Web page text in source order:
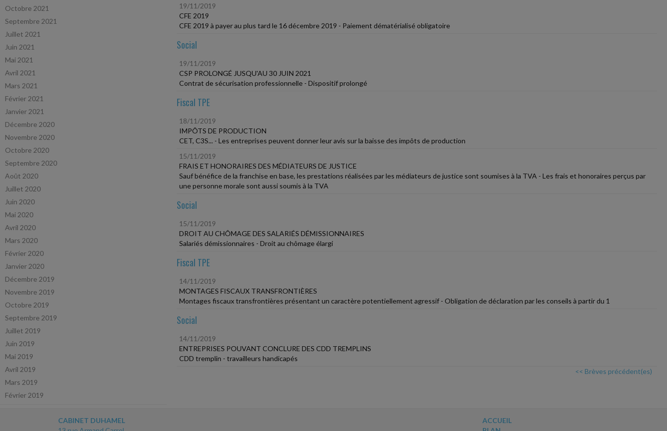
Octobre 2021
Septembre 2021
Juillet 2021
Juin 2021
Mai 2021
Avril 2021
Mars 2021
Février 2021
Janvier 2021
Décembre 2020
Novembre 2020
Octobre 2020
Septembre 2020
Août 2020
Juillet 2020
Juin 2020
Mai 2020
Avril 2020
Mars 2020
Février 2020
Janvier 2020
Décembre 2019
Novembre 2019
Octobre 2019
Septembre 2019
Juillet 2019
Juin 2019
Mai 2019
Avril 2019
Mars 2019
Février 2019
19/11/2019
CFE 2019
CFE 2019 à payer au plus tard le 16 décembre 2019 - Paiement dématérialisé obligatoire
Social
19/11/2019
CSP PROLONGÉ JUSQU'AU 30 JUIN 2021
Contrat de sécurisation professionnelle - Dispositif prolongé
Fiscal TPE
18/11/2019
IMPÔTS DE PRODUCTION
CET, C3S... - Les entreprises peuvent donner leur avis sur la baisse des impôts de production
15/11/2019
FRAIS ET HONORAIRES DES MÉDIATEURS DE JUSTICE
Sauf bénéfice de la franchise en base, les prestations réalisées par les médiateurs de justice sont soumises à la TVA - Les frais et honoraires perçus par
une personne morale sont aussi soumis à la TVA
Social
15/11/2019
DROIT AU CHÔMAGE DES SALARIÉS DÉMISSIONNAIRES
Salariés démissionnaires - Droit au chômage élargi
Fiscal TPE
14/11/2019
MONTAGES FISCAUX TRANSFRONTIÈRES
Montages fiscaux transfrontières présentant un caractère potentiellement agressif - Obligation de déclaration par les conseils à partir du 1
Social
14/11/2019
ENTREPRISES POUVANT CONCLURE DES CDD TREMPLINS
CDD tremplin - travailleurs handicapés
<< Brèves précédent(es)
CABINET DUHAMEL
ACCUEIL